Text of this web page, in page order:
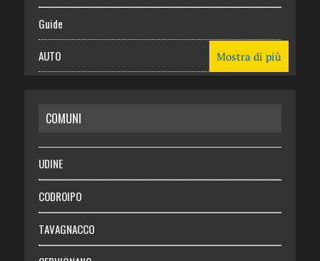
Guide
AUTO
RISPARMIO
SALUTE
Necrologie
Chi siamo
Abbonati
Mostra di più
COMUNI
UDINE
CODROIPO
TAVAGNACCO